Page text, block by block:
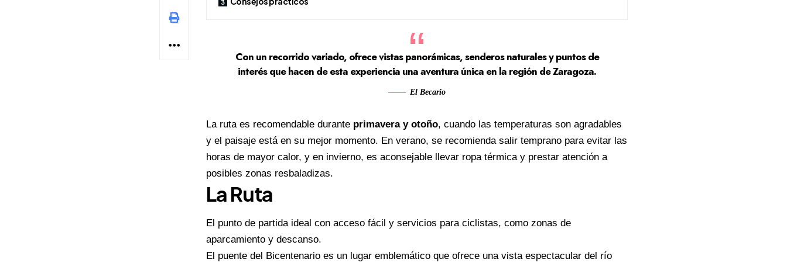
Con un recorrido variado, ofrece vistas panorámicas, senderos naturales y puntos de
interés que hacen de esta experiencia una aventura única en la región de Zaragoza.
El Becario
La ruta es recomendable durante primavera y otoño, cuando las temperaturas son agradables
y el paisaje está en su mejor momento. En verano, se recomienda salir temprano para evitar las
horas de mayor calor, y en invierno, es aconsejable llevar ropa térmica y prestar atención a
posibles zonas resbaladizas.
La Ruta
El punto de partida ideal con acceso fácil y servicios para ciclistas, como zonas de
aparcamiento y descanso.
El puente del Bicentenario es un lugar emblemático que ofrece una vista espectacular del río